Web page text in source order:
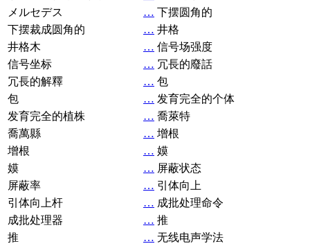
メルセデス
… 下摆圆角的
下摆裁成圆角的
… 井格
井格木
… 信号场强度
信号坐标
… 冗長的廢話
冗長的解釋
… 包
包
… 发育完全的个体
发育完全的植株
… 喬萊特
喬萬縣
… 增根
增根
… 嫫
嫫
… 屏蔽状态
屏蔽率
… 引体向上
引体向上杆
… 成批处理命令
成批处理器
… 推
推
… 无线电声学法